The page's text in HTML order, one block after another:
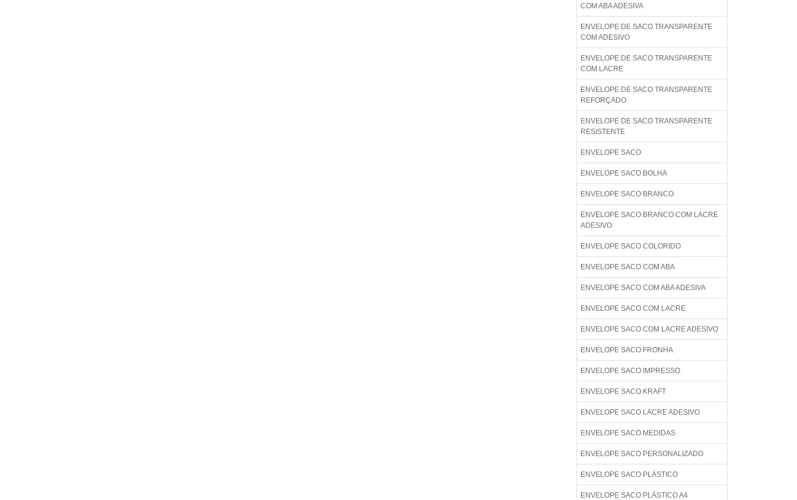
COM ABA ADESIVA
ENVELOPE DE SACO TRANSPARENTE
COM ADESIVO
ENVELOPE DE SACO TRANSPARENTE
COM LACRE
ENVELOPE DE SACO TRANSPARENTE
REFORÇADO
ENVELOPE DE SACO TRANSPARENTE
RESISTENTE
ENVELOPE SACO
ENVELOPE SACO BOLHA
ENVELOPE SACO BRANCO
ENVELOPE SACO BRANCO COM LACRE
ADESIVO
ENVELOPE SACO COLORIDO
ENVELOPE SACO COM ABA
ENVELOPE SACO COM ABA ADESIVA
ENVELOPE SACO COM LACRE
ENVELOPE SACO COM LACRE ADESIVO
ENVELOPE SACO FRONHA
ENVELOPE SACO IMPRESSO
ENVELOPE SACO KRAFT
ENVELOPE SACO LACRE ADESIVO
ENVELOPE SACO MEDIDAS
ENVELOPE SACO PERSONALIZADO
ENVELOPE SACO PLÁSTICO
ENVELOPE SACO PLÁSTICO A4